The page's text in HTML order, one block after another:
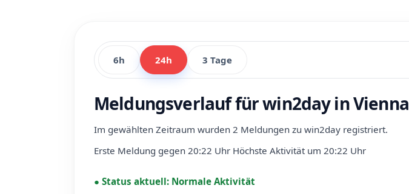
6h 24h 3 Tage
Meldungsverlauf für win2day in Vienna
Im gewählten Zeitraum wurden 2 Meldungen zu win2day registriert.
Erste Meldung gegen 20:22 Uhr Höchste Aktivität um 20:22 Uhr
● Status aktuell: Normale Aktivität